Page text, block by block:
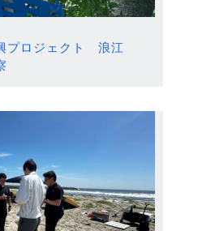
プロジェクト 浪江